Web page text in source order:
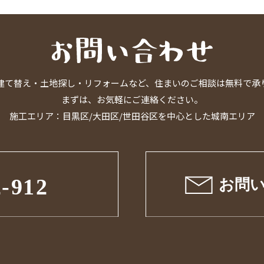
て替え・土地探し・リフォームなど、住まいのご相談は無料で承
まずは、お気軽にご連絡ください。
施工エリア：目黒区/大田区/世田谷区を中心とした城南エリア